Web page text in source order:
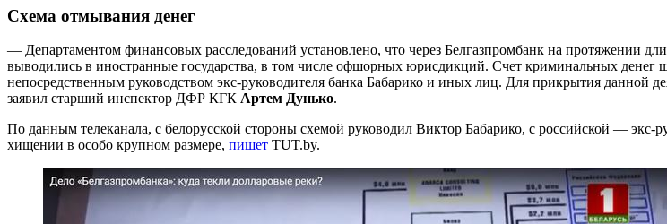
Схема отмывания денег
— Департаментом финансовых расследований установлено, что через Белгазпромбанк на протяжении
выводились в иностранные государства, в том числе офшорных юрисдикций. Счет криминальных денег
непосредственным руководством экс-руководителя банка Бабарико и иных лиц. Для прикрытия данной
заявил старший инспектор ДФР КГК Артем Дунько.
По данным телеканала, с белорусской стороны схемой руководил Виктор Бабарико, с российской —
хищении в особо крупном размере, пишет TUT.by.